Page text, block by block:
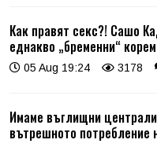
Как правят секс?! Сашо
еднакво „бременни“
05 Aug 19:24 3178
Имаме въглищни
вътрешното потребление